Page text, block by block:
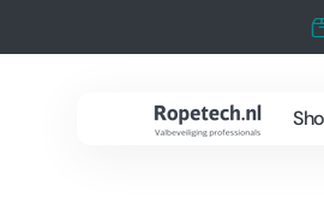
content
Ropetech.nl